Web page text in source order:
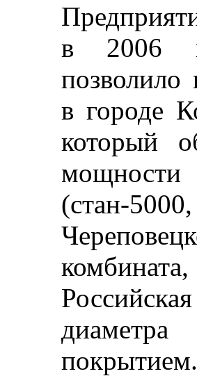
в 2006
позволило
в городе
который
(стан-
покрытием.